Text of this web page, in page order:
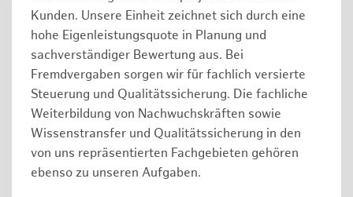
Kunden. Unsere Einheit zeichnet sich durch eine
hohe Eigenleistungsquote in Planung und
sachverständiger Bewertung aus. Bei
Fremdvergaben sorgen wir für fachlich versierte
Steuerung und Qualitätssicherung. Die fachliche
Weiterbildung von Nachwuchskräften sowie
Wissenstransfer und Qualitätssicherung in den
von uns repräsentierten Fachgebieten gehören
ebenso zu unseren Aufgaben.